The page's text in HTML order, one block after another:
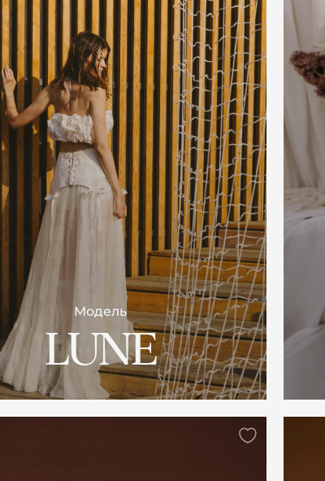
Модель
LUNE